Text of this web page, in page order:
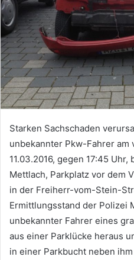
Starken Sachschaden
unbekannter Pkw-Fahrer am
11.03.2016, gegen 17:45
Mettlach, Parkplatz vor dem
in der Freiherr-vom-Stein-
Ermittlungsstand der Polizei
unbekannter Fahrer eines
aus einer Parklücke heraus
in einer Parkbucht neben